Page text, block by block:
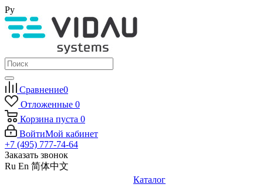
Ру
Сравнение0
Отложенные 0
Корзина пуста 0
ВойтиМой кабинет
+7 (495) 777-74-64
Заказать звонок
Ru En 简体中文
Каталог